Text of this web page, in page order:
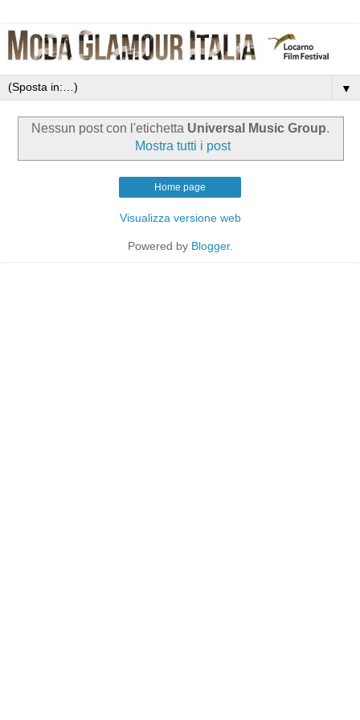
▼
Nessun post con l'etichetta Universal Music Group.
Mostra tutti i post
Home page
Visualizza versione web
Powered by Blogger.